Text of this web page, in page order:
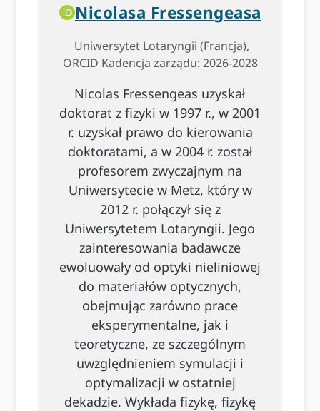
Nicolasa Fressengeasa
Uniwersytet Lotaryngii (Francja),
ORCID Kadencja zarządu: 2026-2028
Nicolas Fressengeas uzyskał
doktorat z fizyki w 1997 r., w 2001
r. uzyskał prawo do kierowania
doktoratami, a w 2004 r. został
profesorem zwyczajnym na
Uniwersytecie w Metz, który w
2012 r. połączył się z
Uniwersytetem Lotaryngii. Jego
zainteresowania badawcze
ewoluowały od optyki nieliniowej
do materiałów optycznych,
obejmując zarówno prace
eksperymentalne, jak i
teoretyczne, ze szczególnym
uwzględnieniem symulacji i
optymalizacji w ostatniej
dekadzie. Wykłada fizykę, fizykę